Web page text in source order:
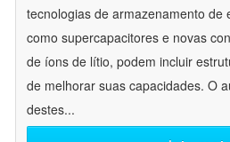
tecnologias de armazenamento de
como supercapacitores e novas
de íons de lítio, podem incluir
de melhorar suas capacidades. O
destes...